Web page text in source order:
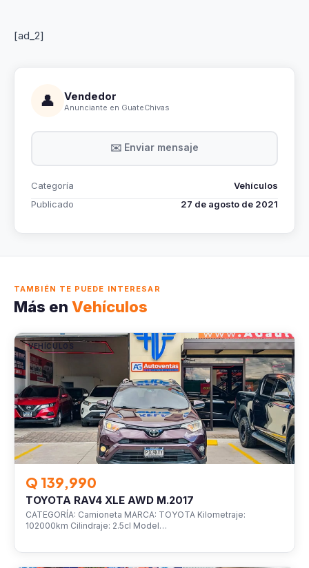
[ad_2]
👤 Vendedor
Anunciante en GuateChivas
✉️ Enviar mensaje
Categoría
Vehículos
Publicado
27 de agosto de 2021
TAMBIÉN TE PUEDE INTERESAR
Más en Vehículos
VEHÍCULOS
Q 139,990
TOYOTA RAV4 XLE AWD M.2017
CATEGORÍA: Camioneta MARCA: TOYOTA Kilometraje:
102000km Cilindraje: 2.5cl Model…